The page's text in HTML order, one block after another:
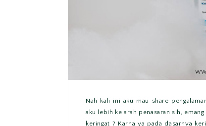
Nah kali ini aku mau share
aku lebih ke arah penasaran sih,
keringat ? Karna ya pada dasarnya